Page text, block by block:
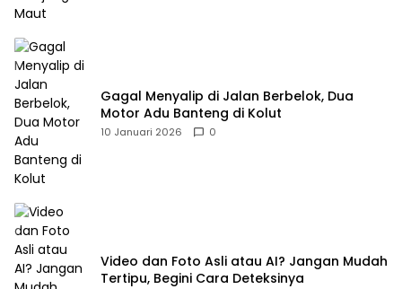
Gagal Menyalip di Jalan Berbelok, Dua
Motor Adu Banteng di Kolut
10 Januari 2026 0
Video dan Foto Asli atau AI? Jangan Mudah
Tertipu, Begini Cara Deteksinya